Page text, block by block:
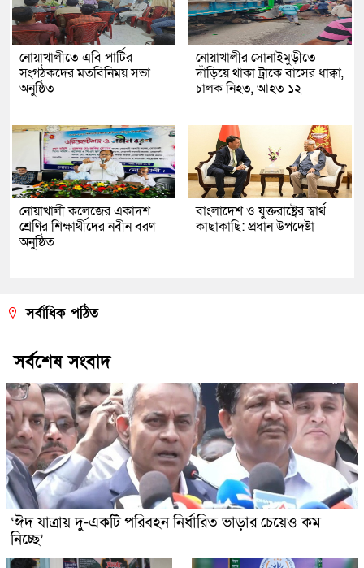
নোয়াখালীতে এবি পার্টির
সংগঠকদের মতবিনিময় সভা
অনুষ্ঠিত
নোয়াখালীর সোনাইমুড়ীতে
দাঁড়িয়ে থাকা ট্রাকে বাসের ধাক্কা,
চালক নিহত, আহত ১২
নোয়াখালী কলেজের একাদশ
শ্রেণির শিক্ষার্থীদের নবীন বরণ
অনুষ্ঠিত
বাংলাদেশ ও যুক্তরাষ্ট্রের স্বার্থ
কাছাকাছি: প্রধান উপদেষ্টা
সর্বাধিক পঠিত
সর্বশেষ সংবাদ
‘ঈদ যাত্রায় দু-একটি পরিবহন নির্ধারিত ভাড়ার চেয়েও কম
নিচ্ছে’